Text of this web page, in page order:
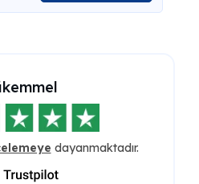
dayanmaktadır.